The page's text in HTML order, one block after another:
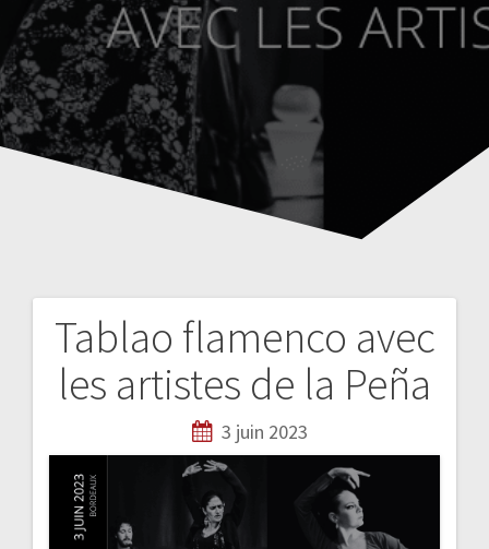
Tablao flamenco avec
les artistes de la Peña
3 juin 2023
v